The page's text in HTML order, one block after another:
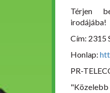
Térjen
irodájába!
Cím: 2315
Honlap:
PR-
"Közelebb